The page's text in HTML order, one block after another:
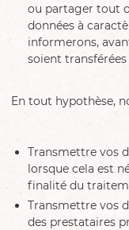
ou partager tout
données à
informerons,
soient
En tout hypothèse,
Transmettre vos
lorsque cela est
finalité du
Transmettre vos
des prestataires